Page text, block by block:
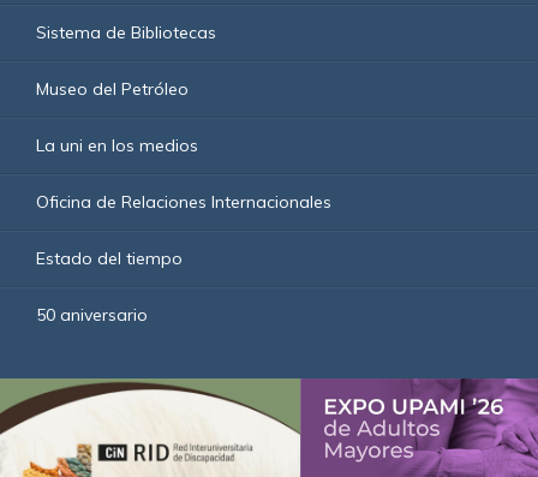
Sistema de Bibliotecas
Museo del Petróleo
La uni en los medios
Oficina de Relaciones Internacionales
Estado del tiempo
50 aniversario